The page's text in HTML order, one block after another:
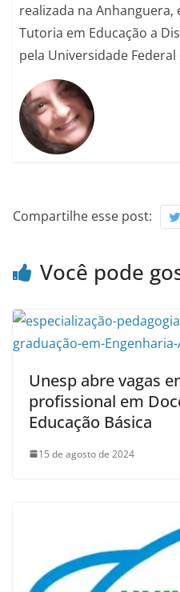
realizada na Anhanguera,
Tutoria em Educação a
pela Universidade
Compartilhe esse post:
Você pode
Unesp abre vagas
profissional em
Educação Básica
15 de agosto de 2024